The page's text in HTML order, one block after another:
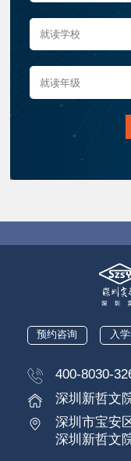
预约咨询 入
400-8030-
深圳新哲文
深圳市宝安
深圳新哲文